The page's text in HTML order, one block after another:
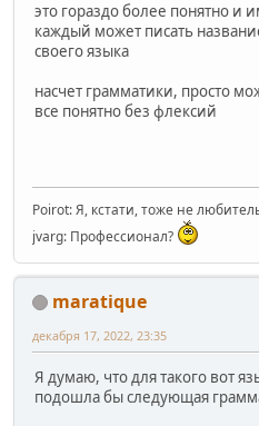
это гораздо более понятно и
каждый может писать
своего языка
насчет грамматики, просто
все понятно без флексий
Poirot: Я, кстати, тоже не
jvarg: Профессионал?
maratique
декабря 17, 2022, 23:35
Я думаю, что для такого вот
подошла бы следующая